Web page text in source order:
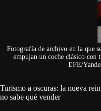
Fotografía de archivo en la que
empujan un coche clásico con
EFE/
Turismo a oscuras: la nueva
no sabe qué vender